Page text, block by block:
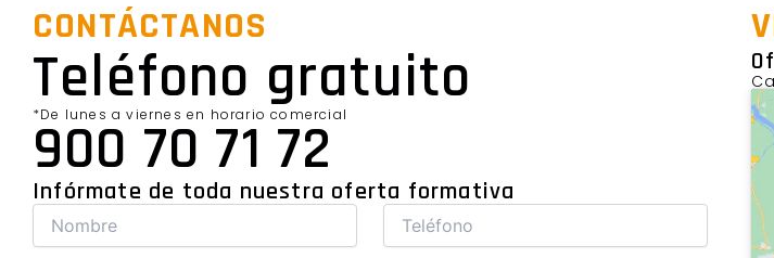
CONTÁCTANOS
Teléfono gratuito
*De lunes a viernes en horario comercial
900 70 71 72
Infórmate de toda nuestra oferta formativa